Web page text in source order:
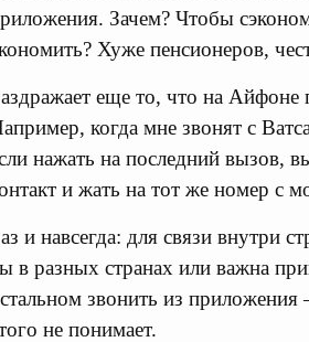
Зачем? Чтобы
Хуже пенсионеров,
еще то, что на Айфоне
когда мне звонят с
нажать на последний вызов,
и жать на тот же номер с
и навсегда: для связи внутри
в разных странах или важна
звонить из
не понимает.